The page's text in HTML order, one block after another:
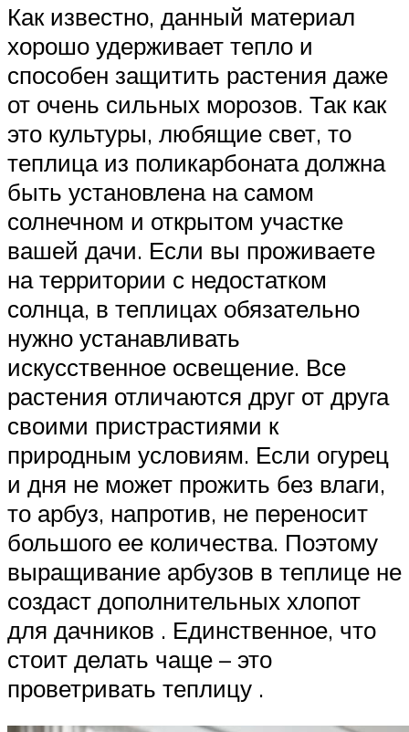
Как известно, данный материал
хорошо удерживает тепло и
способен защитить растения даже
от очень сильных морозов. Так как
это культуры, любящие свет, то
теплица из поликарбоната должна
быть установлена на самом
солнечном и открытом участке
вашей дачи. Если вы проживаете
на территории с недостатком
солнца, в теплицах обязательно
нужно устанавливать
искусственное освещение. Все
растения отличаются друг от друга
своими пристрастиями к
природным условиям. Если огурец
и дня не может прожить без влаги,
то арбуз, напротив, не переносит
большого ее количества. Поэтому
выращивание арбузов в теплице не
создаст дополнительных хлопот
для дачников . Единственное, что
стоит делать чаще – это
проветривать теплицу .